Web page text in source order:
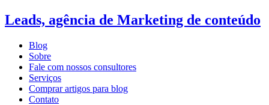
Leads, agência de Marketing de conteúdo
Blog
Sobre
Fale com nossos consultores
Serviços
Comprar artigos para blog
Contato